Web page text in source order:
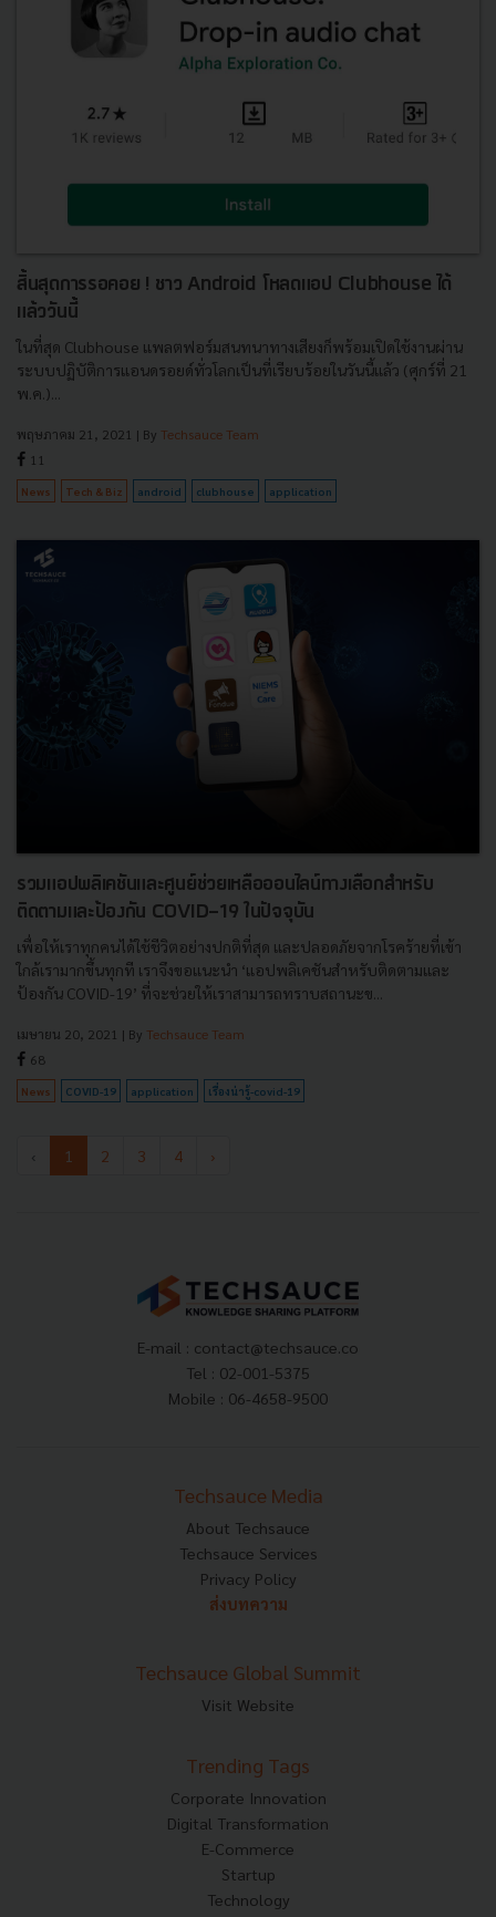
สิ้นสุดการรอคอย ! ชาว Android โหลดแอป Clubhouse ได้
แล้ววันนี้
ในที่สุด Clubhouse แพลตฟอร์มสนทนาทางเสียงก็พร้อมเปิดใช้งานผ่าน
ระบบปฏิบัติการแอนดรอยด์ทั่วโลกเป็นที่เรียบร้อยในวันนี้แล้ว (ศุกร์ที่ 21
พ.ค.)...
พฤษภาคม 21, 2021 | By Techsauce Team
11
News Tech & Biz android clubhouse application
รวมแอปพลิเคชันและศูนย์ช่วยเหลือออนไลน์ทางเลือกสำหรับ
ติดตามและป้องกัน COVID-19 ในปัจจุบัน
เพื่อให้เราทุกคนได้ใช้ชีวิตอย่างปกติที่สุด และปลอดภัยจากโรคร้ายที่เข้า
ใกล้เรามากขึ้นทุกที เราจึงขอแนะนำ ‘แอปพลิเคชันสำหรับติดตามและ
ป้องกัน COVID-19’ ที่จะช่วยให้เราสามารถทราบสถานะข...
เมษายน 20, 2021 | By Techsauce Team
68
News COVID-19 application เรื่องน่ารู้-covid-19
‹ 1 2 3 4 ›
E-mail : contact@techsauce.co
Tel : 02-001-5375
Mobile : 06-4658-9500
Techsauce Media
About Techsauce
Techsauce Services
Privacy Policy
ส่งบทความ
Techsauce Global Summit
Visit Website
Trending Tags
Corporate Innovation
Digital Transformation
E-Commerce
Startup
Technology